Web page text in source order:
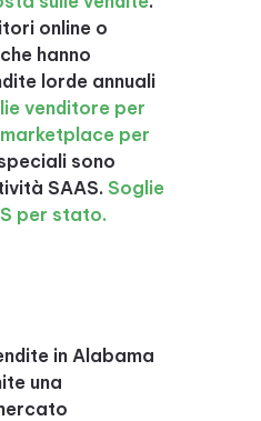
online o
hanno
lorde annuali
venditore per
per
sono
SAAS. Soglie
per stato.
in Alabama
una